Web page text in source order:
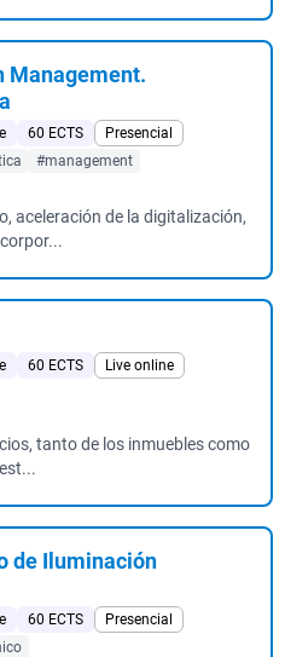
Management.
60 ECTS
Presencial
#management
aceleración de la digitalización,
60 ECTS
Live online
tanto de los inmuebles como
de Iluminación
60 ECTS
Presencial